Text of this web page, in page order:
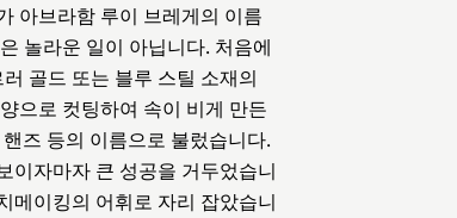
아브라함 루이 브레게의 이름
놀라운 일이 아닙니다. 처음에
골드 또는 블루 스틸 소재의
으로 컷팅하여 속이 비게 만든
즈 등의 이름으로 불렀습니다.
이자마자 큰 성공을 거두었습니
메이킹의 어휘로 자리 잡았습니